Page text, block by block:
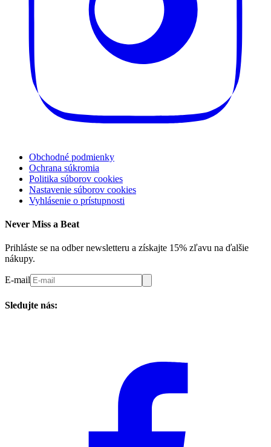
Obchodné podmienky
Ochrana súkromia
Politika súborov cookies
Nastavenie súborov cookies
Vyhlásenie o prístupnosti
Never Miss a Beat
Prihláste se na odber newsletteru a získajte 15% zľavu na ďalšie
nákupy.
E-mail
Sledujte nás: